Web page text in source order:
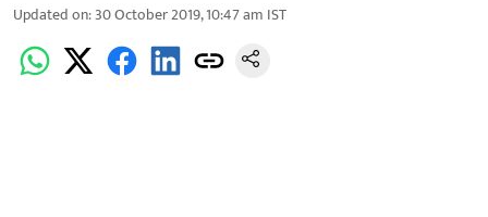
Updated on:30 October 2019, 10:47 am IST